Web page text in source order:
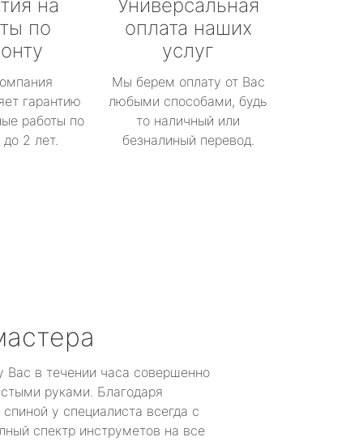
на
по
гарантию
работы по
2 лет.
Универсальная
оплата наших
услуг
Мы берем оплату от Вас
любыми способами, будь
то наличный или
безналиный перевод.
Вас в течении часа совершенно
руками. Благодаря
у специалиста всегда с
спектр инструметов на все